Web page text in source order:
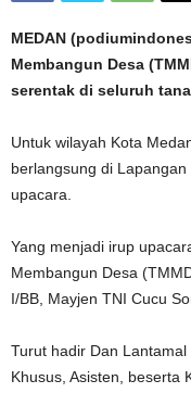
MEDAN
Membangun Desa
serentak di seluruh
Untuk wilayah Kota
berlangsung di
upacara.
Yang menjadi irup
Membangun Desa
I/BB, Mayjen TNI Cucu
Turut hadir Dan
Khusus, Asisten, beserta